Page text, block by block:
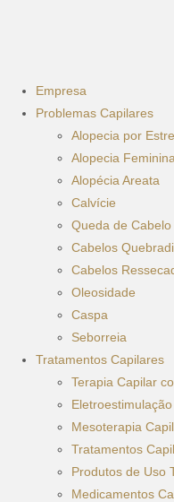
Empresa
Problemas Capilares
Alopecia por
Alopecia Feminina
Alopécia Areata
Calvície
Queda de Cabelo
Cabelos
Cabelos
Oleosidade
Caspa
Seborreia
Tratamentos Capilares
Terapia Capilar
Mesoterapia
Tratamentos
Produtos de Uso
Medicamentos